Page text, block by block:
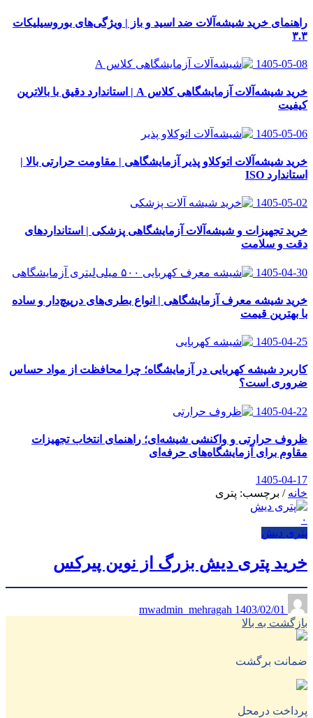
راهنمای خرید شیشه‌آلات ضد اسید و باز | ویژگی‌های بوروسیلیکات
۳.۳
1405-05-08
خرید شیشه‌آلات آزمایشگاهی کلاس A | استاندارد دقیق با بالاترین
کیفیت
1405-05-06
خرید شیشه‌آلات اتوکلاو پذیر آزمایشگاهی | مقاومت حرارتی بالا |
استاندارد ISO
1405-05-02
خرید تجهیزات و شیشه‌آلات آزمایشگاهی پزشکی | استانداردهای
دقت و سلامت
1405-04-30
خرید شیشه معرف آزمایشگاهی | انواع بطری‌های در‌پیچ‌دار و ساده
با بهترین قیمت
1405-04-25
کاربرد شیشه کهربایی در آزمایشگاه؛ چرا محافظت از مواد حساس
ضروری است؟
1405-04-22
ظروف حرارتی و واکنشی شیشه‌ای؛ راهنمای انتخاب تجهیزات
مقاوم برای آزمایشگاه‌های حرفه‌ای
1405-04-17
خانه / برچسب: پتری
۰
پتری دیش
خرید پتری دیش بزرگ از نوین پیرکس
1403/02/01
بازگشت به بالا
ضمانت برگشت
پرداخت درمحل